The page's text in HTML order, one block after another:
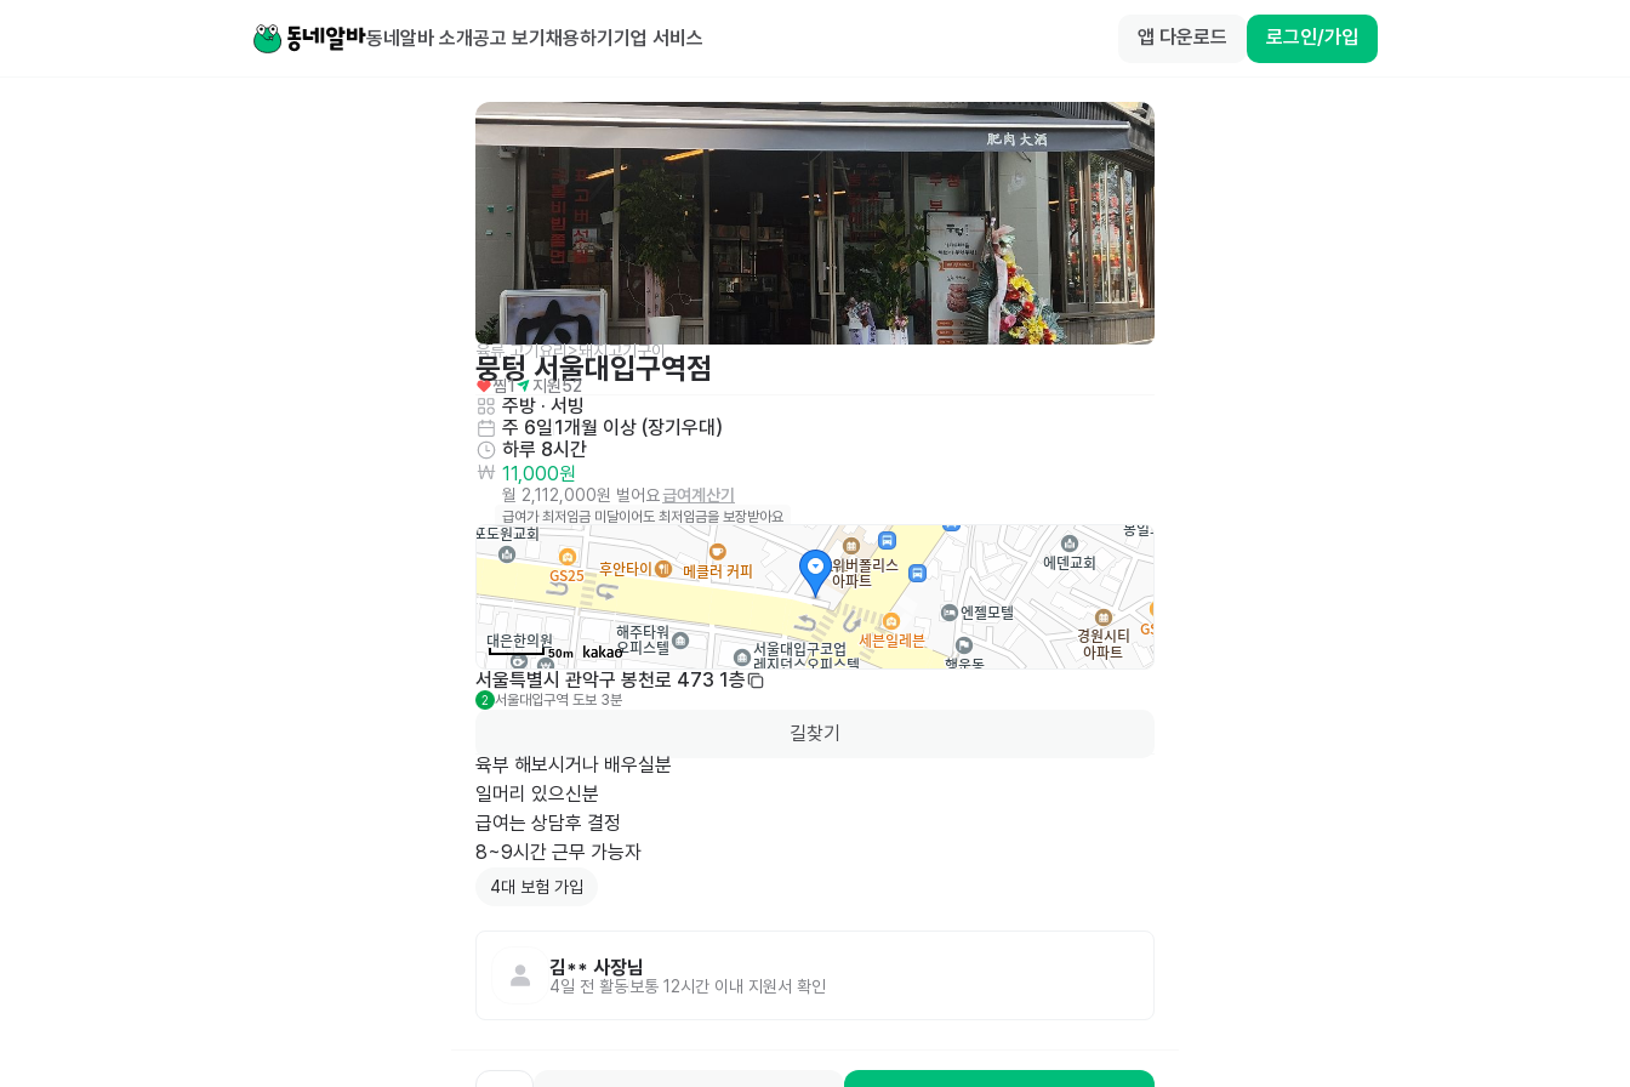
동네알바 소개공고 보기 채용하기 기업 서비스 앱 다운로드 로그인/가입
육류,고기요리>돼지고기구이
뭉텅 서울대입구역점
찜1 지원52
주방 · 서빙
주 6일1개월 이상 (장기우대)
하루 8시간
11,000원
월 2,112,000원 벌어요급여계산기
급여가 최저임금 미달이어도 최저임금을 보장받아요
50m
서울특별시 관악구 봉천로 473 1층
2 서울대입구역 도보 3분
길찾기
육부 해보시거나 배우실분
일머리 있으신분
급여는 상담후 결정
8~9시간 근무 가능자
4대 보험 가입
김** 사장님
4일 전 활동보통 12시간 이내 지원서 확인